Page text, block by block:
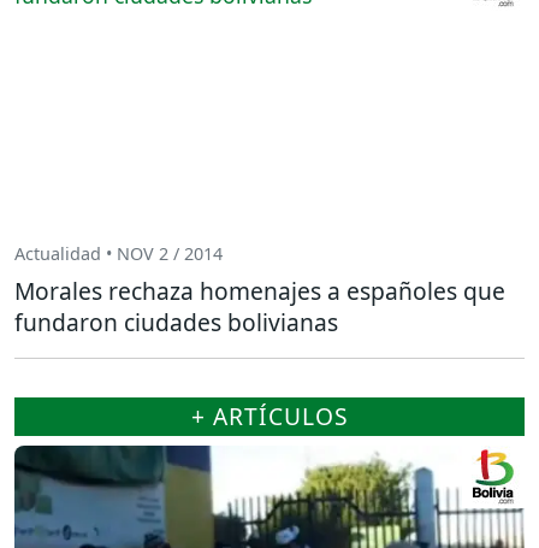
Actualidad • NOV 2 / 2014
Morales rechaza homenajes a españoles que
fundaron ciudades bolivianas
+ ARTÍCULOS